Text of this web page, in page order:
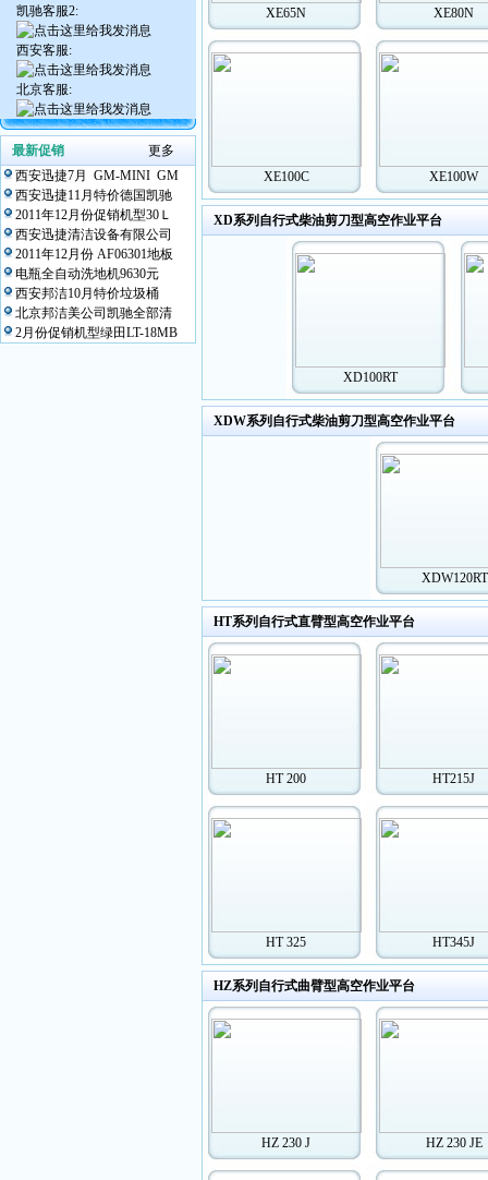
凯驰客服2:
西安客服:
北京客服:
最新促销
更多
西安迅捷7月 GM-MINI GM
西安迅捷11月特价德国凯驰
2011年12月份促销机型30Ｌ
西安迅捷清洁设备有限公司
2011年12月份 AF06301地板
电瓶全自动洗地机9630元
西安邦洁10月特价垃圾桶
北京邦洁美公司凯驰全部清
2月份促销机型绿田LT-18MB
XE65N XE80N
XE100C XE100W
XD系列自行式柴油剪刀型高空作业平台
XD100RT
XDW系列自行式柴油剪刀型高空作业平台
XDW120RT
HT系列自行式直臂型高空作业平台
HT 200 HT215J
HT 325 HT345J
HZ系列自行式曲臂型高空作业平台
HZ 230 J HZ 230 JE